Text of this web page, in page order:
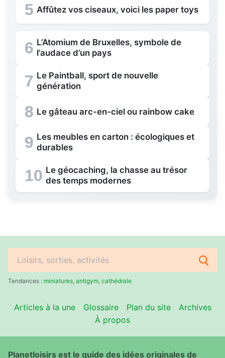
5 Affûtez vos ciseaux, voici les paper toys
6 L’Atomium de Bruxelles, symbole de
l’audace d’un pays
7 Le Paintball, sport de nouvelle
génération
8 Le gâteau arc-en-ciel ou rainbow cake
9 Les meubles en carton : écologiques et
durables
10 Le géocaching, la chasse au trésor
des temps modernes
Rechercher
:Tendances : miniatures, antigym, cathédrale
Articles à la une Glossaire Plan du site
Archives
À propos
Planetloisirs est le guide des idées originales de